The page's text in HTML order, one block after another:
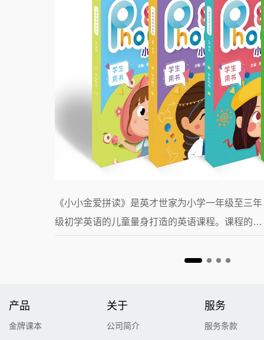
《小小金爱拼读》是英才世家为小学一年级至三年
级初学英语的儿童量身打造的英语课程。课程的核
产品
金牌课本
关于
公司简介
服务
服务条款